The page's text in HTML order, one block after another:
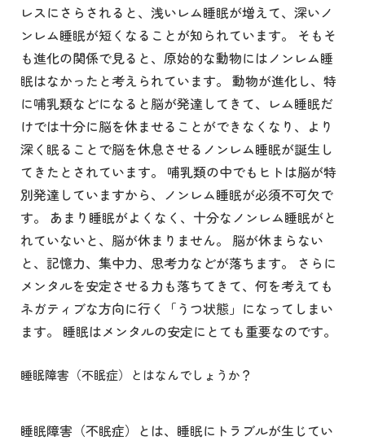
レスにさらされると、浅いレム睡眠が増えて、深いノ
ンレム睡眠が短くなることが知られています。 そもそ
も進化の関係で見ると、原始的な動物にはノンレム睡
眠はなかったと考えられています。 動物が進化し、特
に哺乳類などになると脳が発達してきて、レム睡眠だ
けでは十分に脳を休ませることができなくなり、より
深く眠ることで脳を休息させるノンレム睡眠が誕生し
てきたとされています。 哺乳類の中でもヒトは脳が特
別発達していますから、ノンレム睡眠が必須不可欠で
す。 あまり睡眠がよくなく、十分なノンレム睡眠がと
れていないと、脳が休まりません。 脳が休まらない
と、記憶力、集中力、思考力などが落ちます。 さらに
メンタルを安定させる力も落ちてきて、何を考えても
ネガティブな方向に行く「うつ状態」になってしまい
ます。 睡眠はメンタルの安定にとても重要なのです。
睡眠障害（不眠症）とはなんでしょうか？
睡眠障害（不眠症）とは、睡眠にトラブルが生じてい